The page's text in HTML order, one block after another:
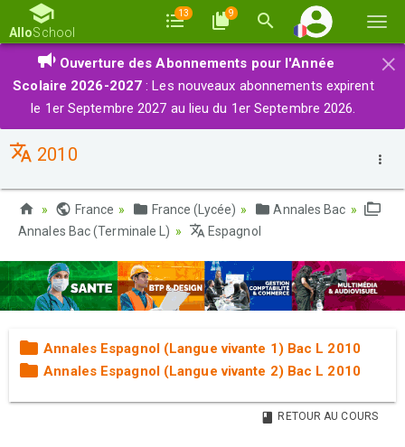
la
AlloSchool
13 9
×
Ouverture des Abonnements pour l'Année
Scolaire 2026-2027 : Les nouveaux abonnements expirent
le 1er Septembre 2027 au lieu du 1er Septembre 2026.
2010
France France (Lycée)
Annales Bac
Annales Bac (Terminale L)
Espagnol
Annales Espagnol (Langue vivante 1) Bac L 2010
Annales Espagnol (Langue vivante 2) Bac L 2010
RETOUR AU COURS